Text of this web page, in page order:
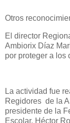
Otros
El director
Ambiorix Díaz
por proteger a los
La actividad fue
Regidores de la
presidente de la
Escolar, Héctor